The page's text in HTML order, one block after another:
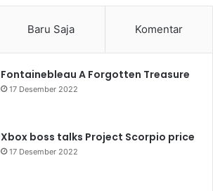
Baru Saja Komentar
Fontainebleau A Forgotten Treasure
17 Desember 2022
Xbox boss talks Project Scorpio price
17 Desember 2022